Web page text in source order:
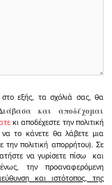
εξής, τα σχόλιά σας, θα
και αποδέχομαι
κι αποδέχεστε την πολιτική
το κάνετε θα λάβετε μια
την πολιτική απορρήτου). Σε
να γυρίσετε πίσω και
την προαναφερόμενη
και ιστότοπος, της